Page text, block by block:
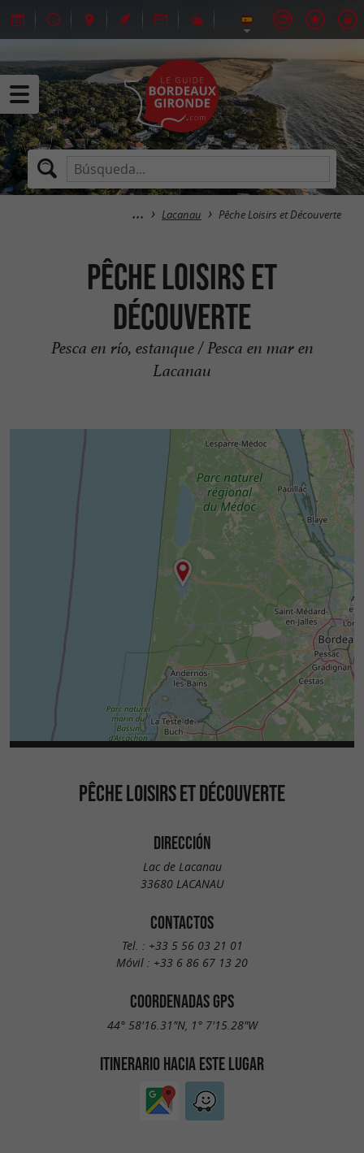
Lacanau Pêche Loisirs et Découverte
Pêche Loisirs et
Découverte
Pesca en río, estanque / Pesca en mar en
Lacanau
PÊCHE LOISIRS ET DÉCOUVERTE
DIRECCIÓN
Lac de Lacanau
33680 LACANAU
CONTACTOS
Tel. : +33 5 56 03 21 01
Móvil : +33 6 86 67 13 20
COORDENADAS GPS
44° 58'16.31"N, 1° 7'15.28"W
ITINERARIO HACIA ESTE LUGAR